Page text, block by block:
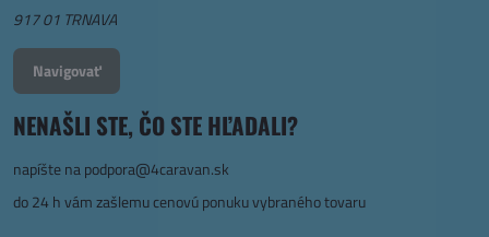
917 01 TRNAVA
Navigovať
NENAŠLI STE, ČO STE HĽADALI?
napíšte napodpora@4caravan.sk
do 24 h vám zašlemu cenovú ponuku vybraného tovaru